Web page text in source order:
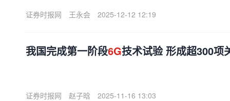
证券时报网 王永会 2025-12-12 12:19
我国完成第一阶段6G技术试验 形成超300项
证券时报网 赵子晗 2025-11-16 13:03